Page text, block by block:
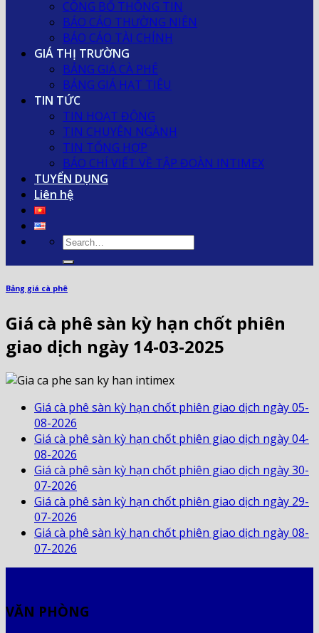
CÔNG BỐ THÔNG TIN
BÁO CÁO THƯỜNG NIÊN
BÁO CÁO TÀI CHÍNH
GIÁ THỊ TRƯỜNG
BẢNG GIÁ CÀ PHÊ
BẢNG GIÁ HẠT TIÊU
TIN TỨC
TIN HOẠT ĐỘNG
TIN CHUYÊN NGÀNH
TIN TỔNG HỢP
BÁO CHÍ VIẾT VỀ TẬP ĐOÀN INTIMEX
TUYỂN DỤNG
Liên hệ
Bảng giá cà phê
Giá cà phê sàn kỳ hạn chốt phiên
giao dịch ngày 14-03-2025
Giá cà phê sàn kỳ hạn chốt phiên giao dịch ngày 05-
08-2026
Giá cà phê sàn kỳ hạn chốt phiên giao dịch ngày 04-
08-2026
Giá cà phê sàn kỳ hạn chốt phiên giao dịch ngày 30-
07-2026
Giá cà phê sàn kỳ hạn chốt phiên giao dịch ngày 29-
07-2026
Giá cà phê sàn kỳ hạn chốt phiên giao dịch ngày 08-
07-2026
VĂN PHÒNG